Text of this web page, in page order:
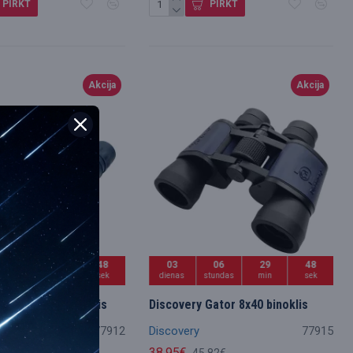
PIRKT PIRKT
Akcija
29
min
47
sek
77912
16x32 binoklis
Akcija
03
dienas
06
stundas
29
min
47
sek
Discovery 77915
Discovery Gator 8x40 binoklis